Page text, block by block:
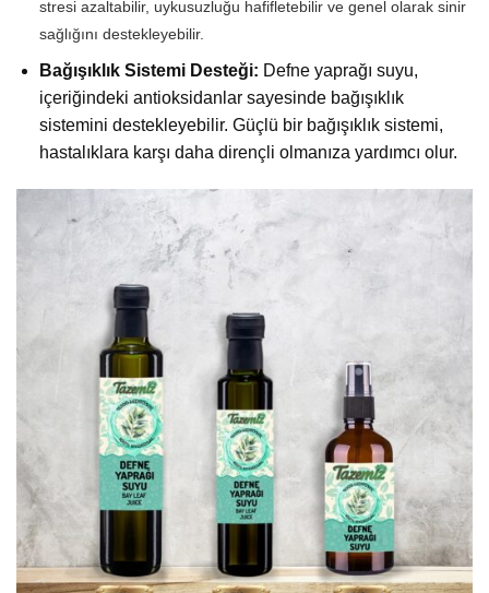
stresi azaltabilir, uykusuzluğu hafifletebilir ve genel olarak sinir
sağlığını destekleyebilir.
Bağışıklık Sistemi Desteği: Defne yaprağı suyu,
içeriğindeki antioksidanlar sayesinde bağışıklık
sistemini destekleyebilir. Güçlü bir bağışıklık sistemi,
hastalıklara karşı daha dirençli olmanıza yardımcı olur.